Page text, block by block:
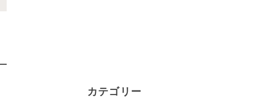
カテゴリー